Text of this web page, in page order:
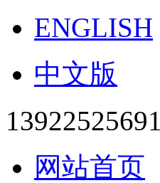
ENGLISH
中文版
13922525691
网站首页